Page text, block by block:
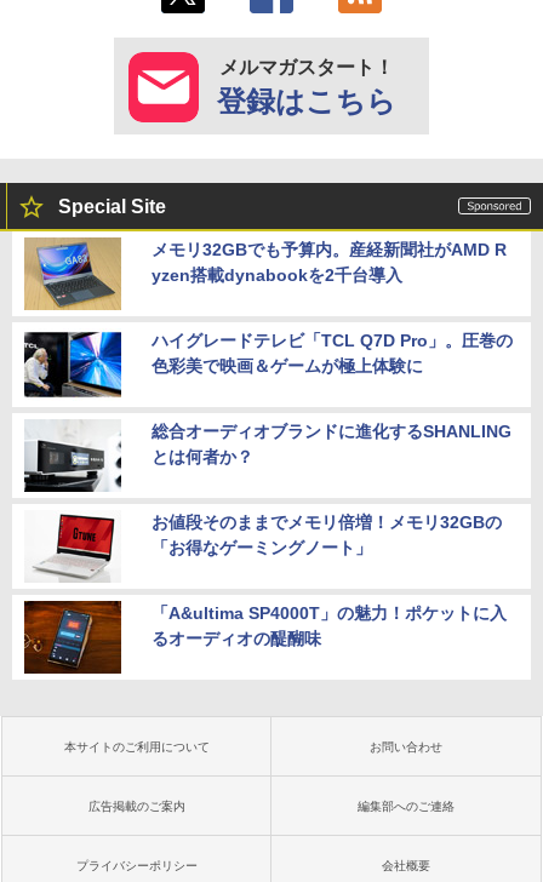
メルマガスタート！
登録はこちら
Special Site
メモリ32GBでも予算内。産経新聞社がAMD R
yzen搭載dynabookを2千台導入
ハイグレードテレビ「TCL Q7D Pro」。圧巻の
色彩美で映画＆ゲームが極上体験に
総合オーディオブランドに進化するSHANLING
とは何者か？
お値段そのままでメモリ倍増！メモリ32GBの
「お得なゲーミングノート」
「A&ultima SP4000T」の魅力！ポケットに入
るオーディオの醍醐味
本サイトのご利用について お問い合わせ
広告掲載のご案内 編集部へのご連絡
プライバシーポリシー 会社概要